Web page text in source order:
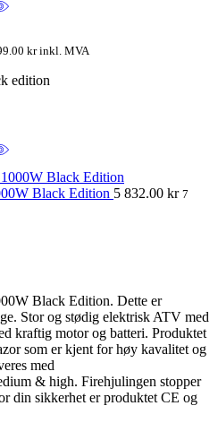
krinkl. MVA
edition
Black Edition 5 832.00 kr 7
Black Edition. Dette er
Stor og stødig elektrisk ATV med
kraftig motor og batteri. Produktet
som er kjent for høy kavalitet og
med
& high. Firehjulingen stopper
din sikkerhet er produktet CE og